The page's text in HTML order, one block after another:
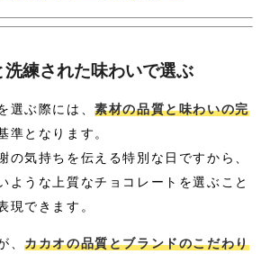
練された味わいで選ぶ
選ぶ際には、素材の品質と味わいの完
準となります。
の気持ちを伝える特別な日ですから、
ような上質なチョコレートを選ぶこと
現できます。
、カカオの品質とブランドのこだわり